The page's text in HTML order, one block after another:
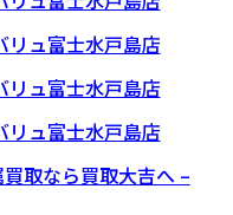
リュ富士水戸島店
リュ富士水戸島店
リュ富士水戸島店
買取なら買取大吉へ –